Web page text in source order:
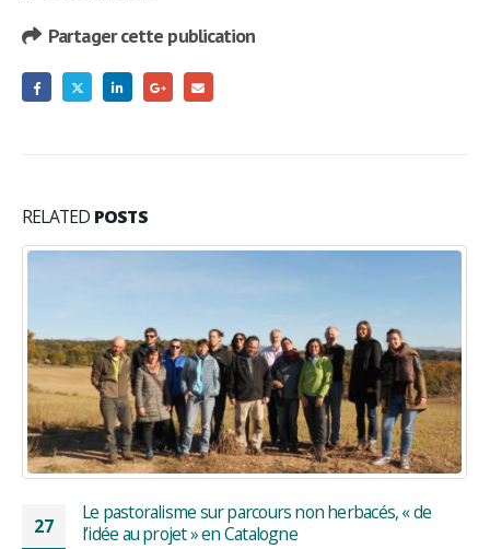
Partager cette publication
RELATED POSTS
Un nouveau comité de programmation – 24
septembre 2020